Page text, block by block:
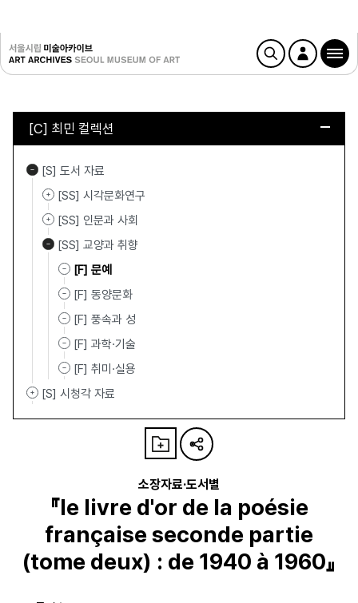
[C] 최민 컬렉션
[S] 도서 자료
[SS] 시각문화연구
[SS] 인문과 사회
[SS] 교양과 취향
[F] 문예
[F] 동양문화
[F] 풍속과 성
[F] 과학·기술
[F] 취미·실용
[S] 시청각 자료
소장자료·도서별
『le livre d'or de la poésie
française seconde partie
(tome deux) : de 1940 à 1960』